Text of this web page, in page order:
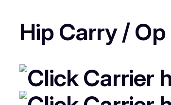
Hip Carry /